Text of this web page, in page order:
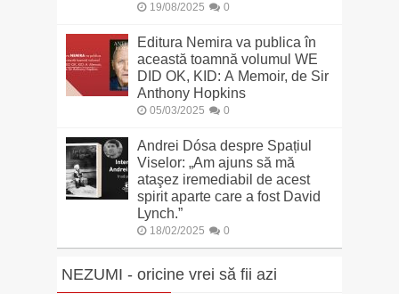
19/08/2025 0
Editura Nemira va publica în
această toamnă volumul WE
DID OK, KID: A Memoir, de Sir
Anthony Hopkins
05/03/2025 0
Andrei Dósa despre Spațiul
Viselor: „Am ajuns să mă
ataşez iremediabil de acest
spirit aparte care a fost David
Lynch.”
18/02/2025 0
NEZUMI - oricine vrei să fii azi